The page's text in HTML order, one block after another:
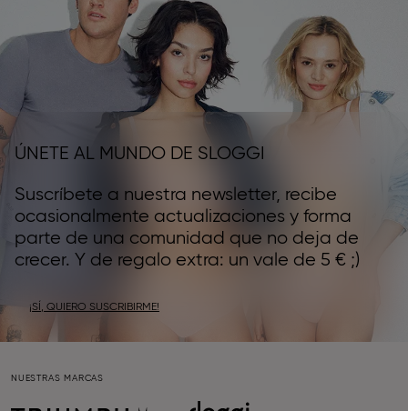
ÚNETE AL MUNDO DE SLOGGI
Suscríbete a nuestra newsletter, recibe
ocasionalmente actualizaciones y forma
parte de una comunidad que no deja de
crecer. Y de regalo extra: un vale de 5 € ;)
¡SÍ, QUIERO SUSCRIBIRME!
NUESTRAS MARCAS